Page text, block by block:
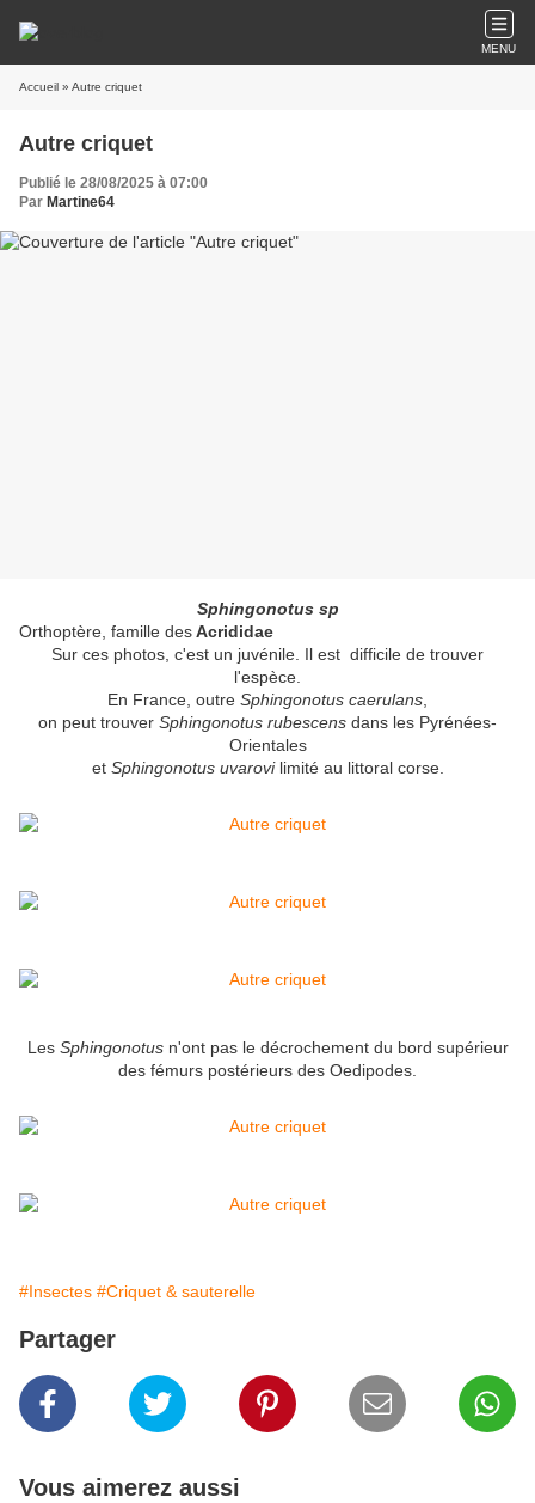
MENU
Accueil » Autre criquet
Autre criquet
Publié le 28/08/2025 à 07:00
Par Martine64
Sphingonotus sp
Orthoptère, famille desAcrididae
Sur ces photos, c'est un juvénile. Il est difficile de trouver
l'espèce.
En France, outre Sphingonotus caerulans
on peut trouver Sphingonotus rubescens dans les Pyrénées-
Orientales
et Sphingonotus uvarovilimité au littoral corse.
Les Sphingonotusn'ont pas le décrochement du bord supérieur
des fémurs postérieurs des Oedipodes.
#Insectes #Criquet & sauterelle
Partager
Vous aimerez aussi